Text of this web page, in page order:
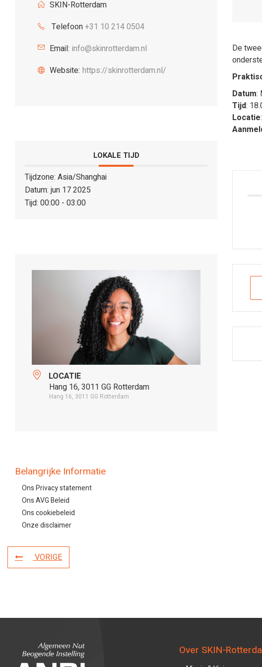
SKIN-Rotterdam
Telefoon+31 10 214 0504
Email: info@skinrotterdam.nl
Website: https://skinrotterdam.nl/
LOKALE TIJD
Tijdzone: Asia/Shanghai
Datum:jun 17 2025
Tijd: 00:00 - 03:00
LOCATIE
Hang 16, 3011 GG Rotterdam
Hang 16, 3011 GG Rotterdam
Belangrijke Informatie
Ons Privacy statement
Ons AVG Beleid
Ons cookiebeleid
Onze disclaimer
De
Datum:
Tijd:
Locatie
VORIGE
Over SKIN-